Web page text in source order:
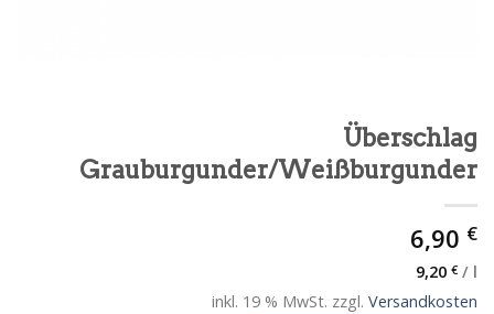
Überschlag
Grauburgunder/Weißburgunder
6,90 €
9,20 € / l
inkl. 19 % MwSt. zzgl. Versandkosten